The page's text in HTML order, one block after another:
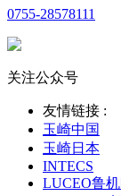
0755-28578111
关注公众号
友情链接 :
玉崎中国
玉崎日本
INTECS
LUCEO鲁